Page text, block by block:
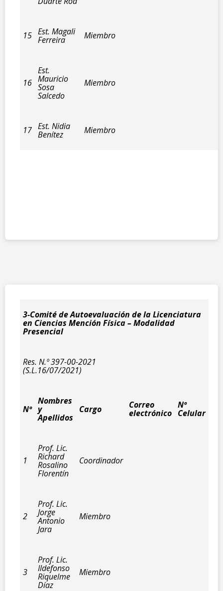
15 Est. Magali
Ferreira Miembro
16
Est.
Mauricio
Sosa
Salcedo
Miembro
17 Est. Nidia
Benítez Miembro
3-Comité de Autoevaluación de la Licenciatura
en Ciencias Mención Física – Modalidad
Presencial
Res. N.º 397-00-2021
(S.L.16/07/2021)
Nº
Nombres
y
Apellidos
Cargo Correo
electrónico
Nº
Celular
1
Prof. Lic.
Richard
Rosalino
Florentín
Coordinador
2
Prof. Lic.
Jorge
Antonio
Jara
Miembro
3
Prof. Lic.
Ildefonso
Riquelme
Díaz
Miembro